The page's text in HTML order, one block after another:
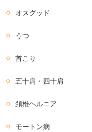
オスグッド
うつ
首こり
五十肩・四十肩
頚椎ヘルニア
モートン病